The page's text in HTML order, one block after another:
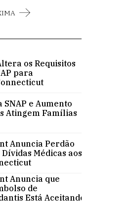
os Requisitos
para
e Aumento
Atingem Famílias
Anuncia Perdão
Médicas aos
Anuncia que
de
Está Aceitando